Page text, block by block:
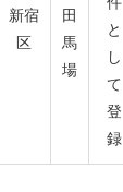
新宿
区
田
馬
場
と
し
て
登
録